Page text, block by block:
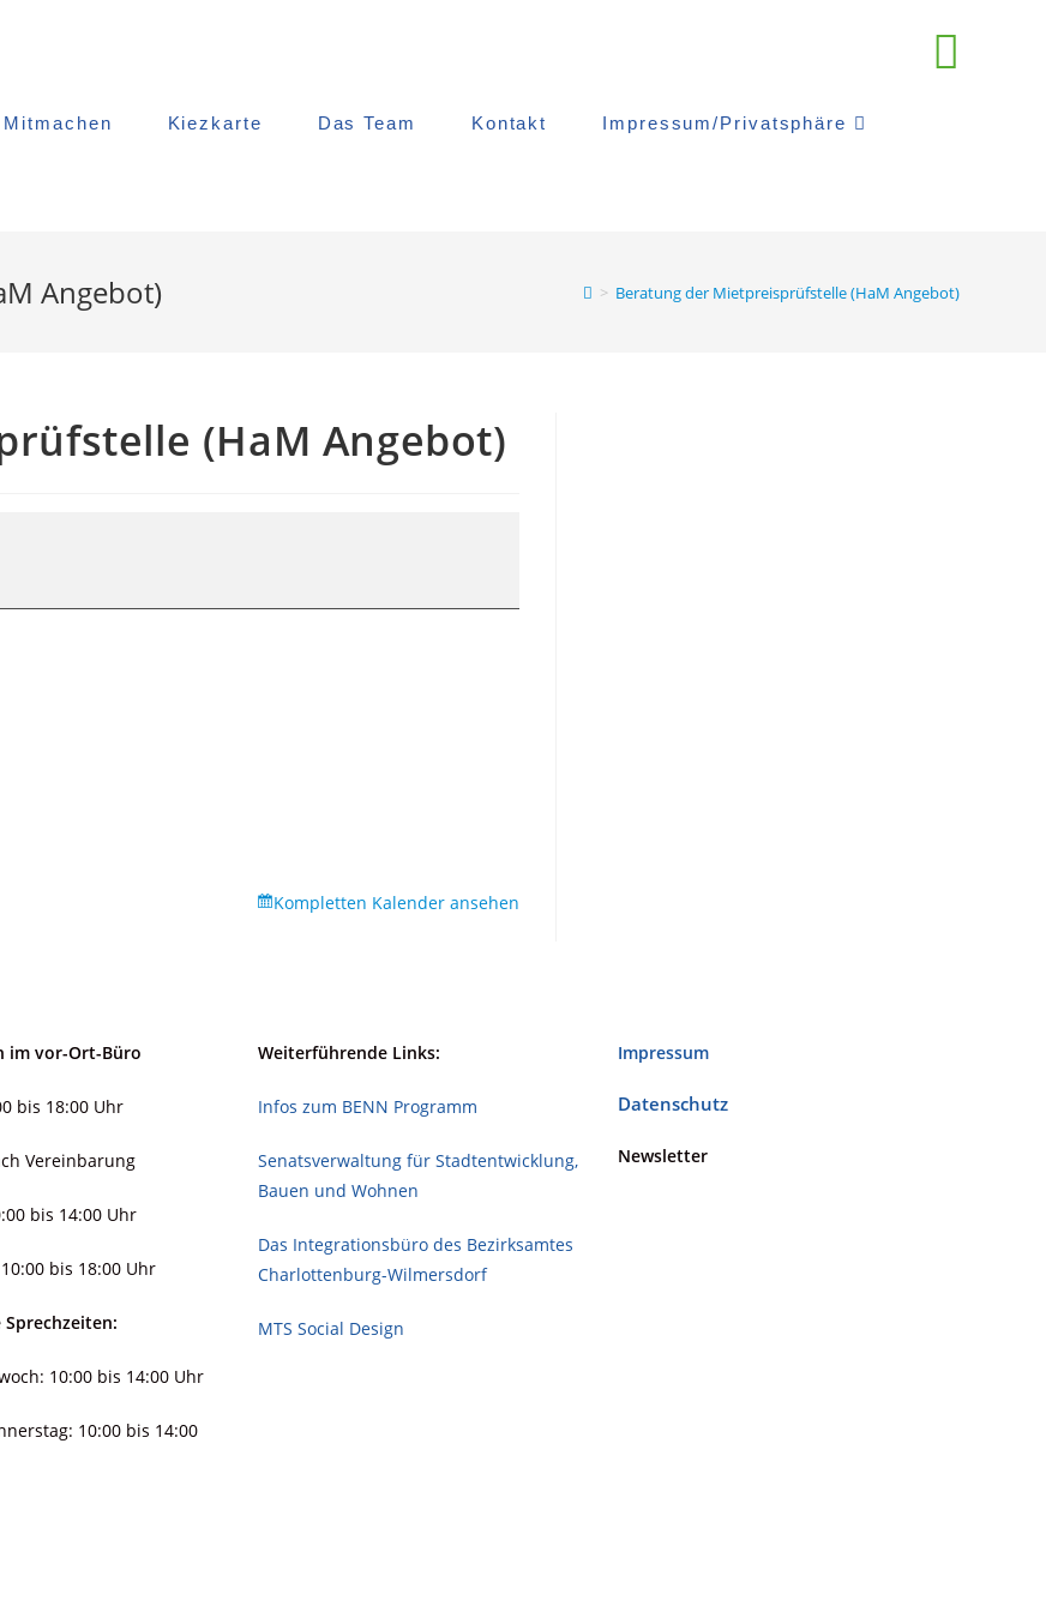
Mitmachen Kiezkarte Das Team Kontakt Impressum/Privatsphäre
Angebot) > Beratung der Mietpreisprüfstelle (HaM Angebot)
(HaM Angebot)
Kompletten Kalender ansehen
im vor-Ort-Büro
bis 18:00 Uhr
Vereinbarung
bis 14:00 Uhr
bis 18:00 Uhr
10:00 bis 14:00 Uhr
10:00 bis 14:00
Weiterführende Links:
Infos zum BENN Programm
Senatsverwaltung für Stadt­ent­wicklung,
Bauen und Wohnen
Das Integrationsbüro des Bezirksamtes
Charlottenburg-Wilmersdorf
MTS Social Design
Impressum
Datenschutz
Newsletter